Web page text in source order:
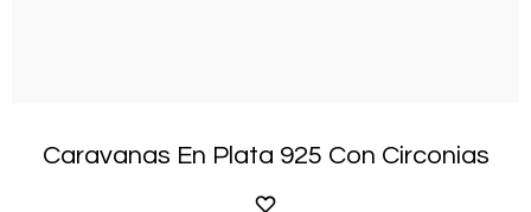
Caravanas En Plata 925 Con Circonias